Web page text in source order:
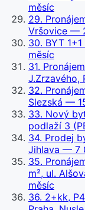
měsíc
29.
Vršovice —
30. BYT
měsíc
31.
J.Zrzavého,
32.
Slezská —
33. Nový
podlaží 3
34. Prodej
Jihlava — 7
35.
m², ul.
měsíc
36. 2+kk,